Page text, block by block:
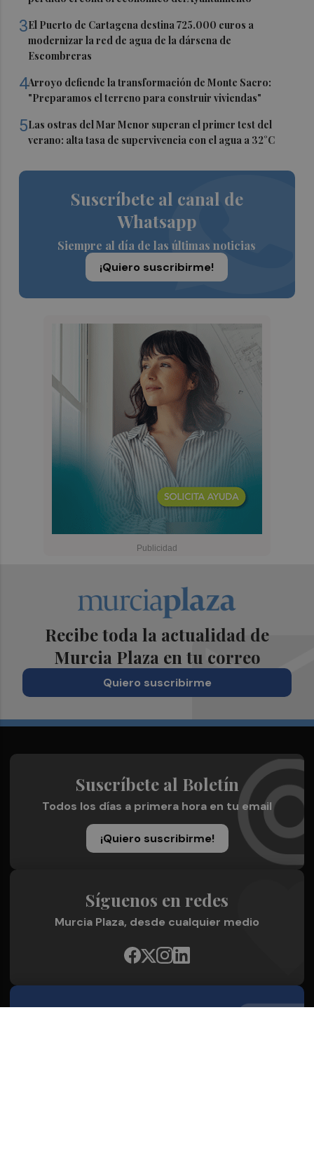
3El Puerto de Cartagena destina 725.000 euros a
modernizar la red de agua de la dársena de
Escombreras
4Arroyo defiende la transformación de Monte Sacro:
"Preparamos el terreno para construir viviendas"
5Las ostras del Mar Menor superan el primer test del
verano: alta tasa de supervivencia con el agua a 32°C
Suscríbete al canal de
Whatsapp
Siempre al día de las últimas noticias
¡Quiero suscribirme!
Recibe toda la actualidad de
Murcia Plaza en tu correo
Quiero suscribirme
Suscríbete al Boletín
Todos los días a primera hora en tu email
¡Quiero suscribirme!
Síguenos en redes
Murcia Plaza, desde cualquier medio